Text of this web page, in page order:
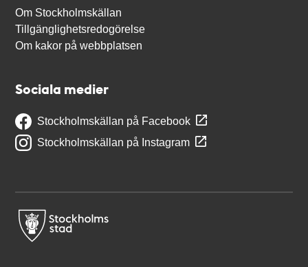
Om Stockholmskällan
Tillgänglighetsredogörelse
Om kakor på webbplatsen
Sociala medier
Stockholmskällan på Facebook
Stockholmskällan på Instagram